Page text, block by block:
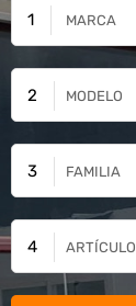
MARCA
MODELO
FAMILIA
ARTÍCULO